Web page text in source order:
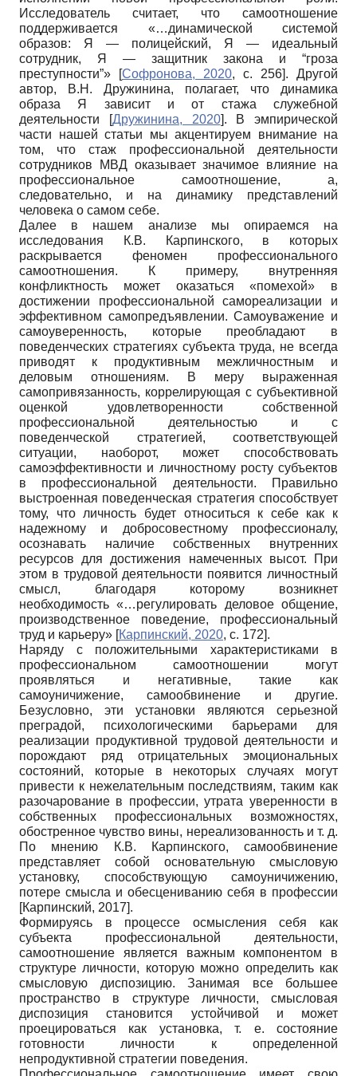
Исследователь считает, что самоотношение
поддерживается «…динамической системой
образов: Я — полицейский, Я — идеальный
сотрудник, Я — защитник закона и “гроза
преступности”»
[Софронова, 2020, с. 256]. Другой
автор, В.Н. Дружинина, полагает, что динамика
образа Я зависит и от стажа служебной
деятельности
[Дружинина, 2020]. В эмпирической
части нашей статьи мы акцентируем внимание на
том, что стаж профессиональной деятельности
сотрудников МВД оказывает значимое влияние на
профессиональное самоотношение, а,
следовательно, и на динамику представлений
человека о самом себе.
Далее в нашем анализе мы опираемся на
исследования К.В. Карпинского, в которых
раскрывается феномен профессионального
самоотношения. К примеру, внутренняя
конфликтность может оказаться «помехой» в
достижении профессиональной самореализации и
эффективном самопредъявлении. Самоуважение и
самоуверенность, которые преобладают в
поведенческих стратегиях субъекта труда, не всегда
приводят к продуктивным межличностным и
деловым отношениям. В меру выраженная
самопривязанность, коррелирующая с субъективной
оценкой удовлетворенности собственной
профессиональной деятельностью и с
поведенческой стратегией, соответствующей
ситуации, наоборот, может способствовать
самоэффективности и личностному росту субъектов
в профессиональной деятельности. Правильно
выстроенная поведенческая стратегия способствует
тому, что личность будет относиться к себе как к
надежному и добросовестному профессионалу,
осознавать наличие собственных внутренних
ресурсов для достижения намеченных высот. При
этом в трудовой деятельности появится личностный
смысл, благодаря которому возникнет
необходимость «…регулировать деловое общение,
производственное поведение, профессиональный
труд и карьеру» [Карпинский, 2020, с. 172].
Наряду с положительными характеристиками в
профессиональном самоотношении могут
проявляться и негативные, такие как
самоуничижение, самообвинение и другие.
Безусловно, эти установки являются серьезной
преградой, психологическими барьерами для
реализации продуктивной трудовой деятельности и
порождают ряд отрицательных эмоциональных
состояний, которые в некоторых случаях могут
привести к нежелательным последствиям, таким как
разочарование в профессии, утрата уверенности в
собственных профессиональных возможностях,
обостренное чувство вины, нереализованность и т. д.
По мнению К.В. Карпинского, самообвинение
представляет собой основательную смысловую
установку, способствующую самоуничижению,
потере смысла и обесцениванию себя в профессии
[Карпинский, 2017].
Формируясь в процессе осмысления себя как
субъекта профессиональной деятельности,
самоотношение является важным компонентом в
структуре личности, которую можно определить как
смысловую диспозицию. Занимая все большее
пространство в структуре личности, смысловая
диспозиция становится устойчивой и может
проецироваться как установка, т. е. состояние
готовности личности к определенной
непродуктивной стратегии поведения.